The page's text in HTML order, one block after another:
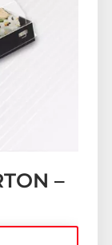
–